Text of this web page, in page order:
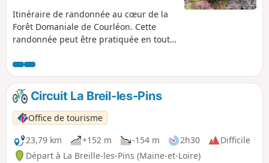
Itinéraire de randonnée au cœur de la
Forêt Domaniale de Courléon. Cette
randonnée peut être pratiquée en toute
de chasse
Circuit La Breil-les-Pins
Office de tourisme
23,79 km
+152 m -154 m 2h30
Difficile
Départ à La Breille-les-Pins (Maine-et-Loire)